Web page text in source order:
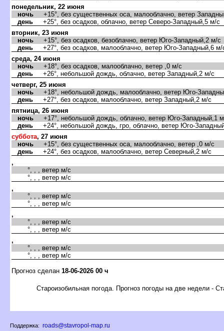
понедельник, 22 июня
ночь +15°, без существенных оса, малооблачно, ветер
день +25°, без осадков, облачно, ветер Северо-Западный,5 м/с
вторник, 23 июня
ночь +15°, без осадков, безоблачно, ветер Юго-Западный,2 м/с
день +27°, без осадков, малооблачно, ветер Юго-Западный,6 м/
среда, 24 июня
ночь +18°, без осадков, малооблачно, ветер ,0 м/с
день +26°, небольшой дождь, облачно, ветер Западный,2 м/с
четверг, 25 июня
ночь +18°, небольшой дождь, малооблачно, ветер Юго-
день +27°, без осадков, малооблачно, ветер Западный,2 м/с
пятница, 26 июня
ночь +17°, небольшой дождь, облачно, ветер Юго-Западный,1
день +24°, небольшой дождь, гро, облачно, ветер Юго-
суббота, 27 июня
ночь +15°, без существенных оса, малооблачно, ветер ,0 м/с
день +24°, без осадков, малооблачно, ветер Северный,2 м/с
,
°, , , ветер м/с
°, , , ветер м/с
,
°, , , ветер м/с
°, , , ветер м/с
,
°, , , ветер м/с
°, , , ветер м/с
,
°, , , ветер м/с
°, , , ветер м/с
Прогноз сделан 18-06-2026 00 ч
Староизобильная погода. Прогноз погоды на две недели -
Поддержка: roads@stavropol-map.ru